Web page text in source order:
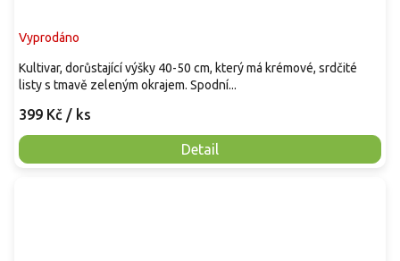
Vyprodáno
399 Kč / ks
Detail
Kultivar, dorůstající výšky 40-50 cm, který má krémové, srdčité
listy s tmavě zeleným okrajem. Spodní...